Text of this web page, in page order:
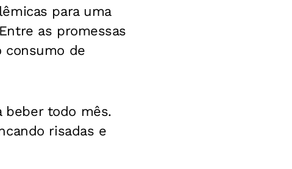
para uma
as promessas
consumo de
beber todo mês.
risadas e